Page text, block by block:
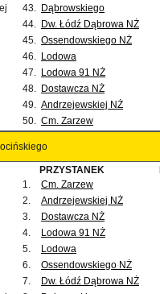
43. Dąbrowskiego
44. Dw. Łódź Dąbrowa NŻ
45. Ossendowskiego NŻ
46. Lodowa
47. Lodowa 91 NŻ
48. Dostawcza NŻ
49. Andrzejewskiej NŻ
50. Cm. Zarzew
PRZYSTANEK
1.
Cm. Zarzew
2. Andrzejewskiej NŻ
3. Dostawcza NŻ
4. Lodowa 91 NŻ
5. Lodowa
6. Ossendowskiego NŻ
7. Dw. Łódź Dąbrowa NŻ